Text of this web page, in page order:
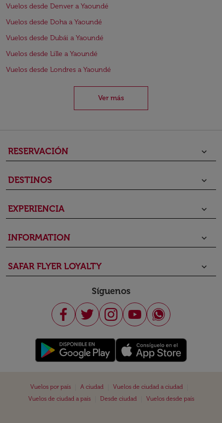
Vuelos desde Denver a Yaoundé
Vuelos desde Doha a Yaoundé
Vuelos desde Dubái a Yaoundé
Vuelos desde Lille a Yaoundé
Vuelos desde Londres a Yaoundé
Ver más
RESERVACIÓN keyboard_arrow_down
DESTINOS keyboard_arrow_down
EXPERIENCIA keyboard_arrow_down
INFORMATION keyboard_arrow_down
SAFAR FLYER LOYALTY keyboard_arrow_down
Síguenos
Vuelos por país A ciudad Vuelos de ciudad a ciudad
Vuelos de ciudad a país
Desde ciudad Vuelos desde país